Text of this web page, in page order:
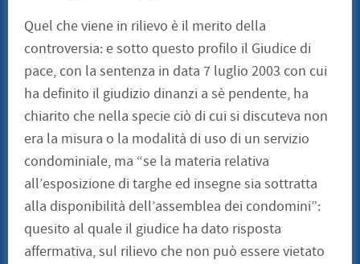
Quel che viene in rilievo è il merito della
controversia: e sotto questo profilo il Giudice di
pace, con la sentenza in data 7 luglio 2003 con cui
ha definito il giudizio dinanzi a sè pendente, ha
chiarito che nella specie ciò di cui si discuteva non
era la misura o la modalità di uso di un servizio
condominiale, ma “se la materia relativa
all’esposizione di targhe ed insegne sia sottratta
alla disponibilità dell’assemblea dei condomini”:
quesito al quale il giudice ha dato risposta
affermativa, sul rilievo che non può essere vietato